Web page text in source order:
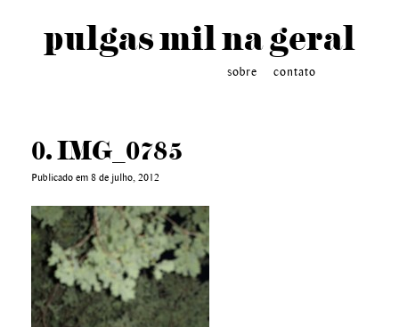
pulgas mil na geral
contato
sobre
0. IMG_0785
Publicado em 8 de julho, 2012